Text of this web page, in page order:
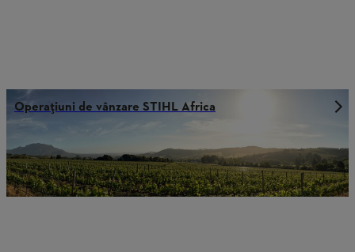
Operațiuni de vânzare STIHL Africa